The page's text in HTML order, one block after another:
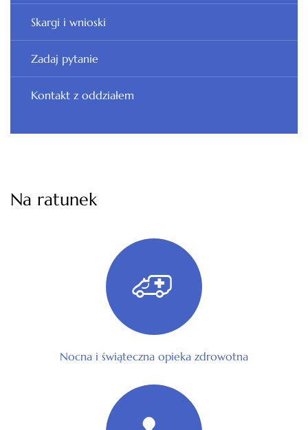
Skargi i wnioski
Zadaj pytanie
Kontakt z oddziałem
Na ratunek
Nocna i świąteczna opieka zdrowotna